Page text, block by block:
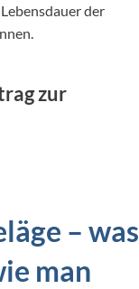
der
zur
– was
man